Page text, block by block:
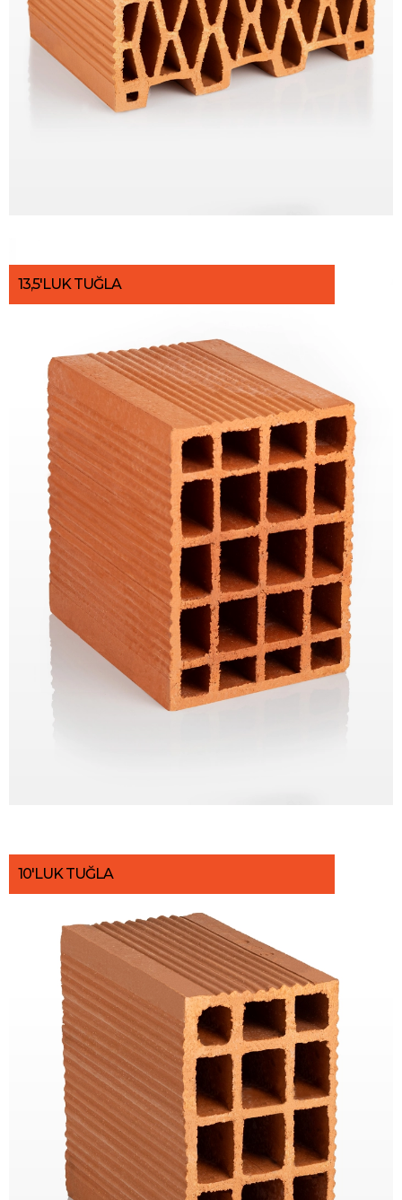
13,5'LUK TUĞLA
10'LUK TUĞLA